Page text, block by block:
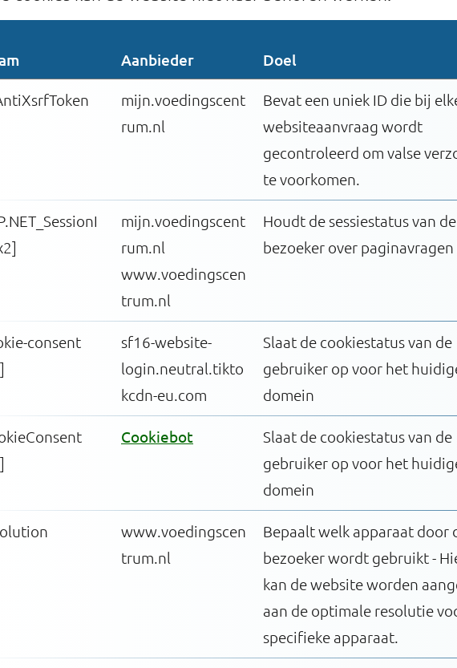
Aanbieder Doel
mijn.voedingscent
rum.nl
Bevat een uniek ID die bij
websiteaanvraag wordt
gecontroleerd om valse
te voorkomen.
mijn.voedingscent
rum.nl
www.voedingscen
trum.nl
Houdt de sessiestatus van de
bezoeker over
consent
sf16-website-
login.neutral.tikto
kcdn-eu.com
Slaat de cookiestatus van de
gebruiker op voor het
domein
Cookiebot
Slaat de cookiestatus van de
gebruiker op voor het
domein
www.voedingscen
trum.nl
Bepaalt welk apparaat door
bezoeker wordt gebruikt -
kan de website worden
aan de optimale resolutie
specifieke apparaat.